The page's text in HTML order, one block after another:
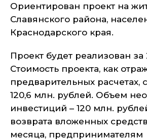
Ориентирован проект на
Славянского района,
Краснодарского края.
Проект будет реализован за
Стоимость проекта, как
предварительных расчетах,
120,6 млн. рублей. Объем
инвестиций – 120 млн.
возврата вложенных
месяца, предпринимателям